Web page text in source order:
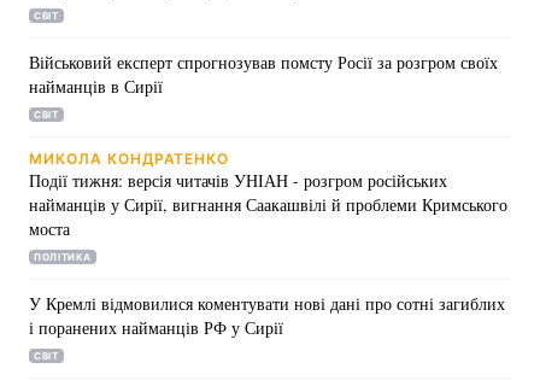
Економіка
Спорт Наука
Техно і зв'язок
Зброя Інциденти
Здоров'я
Екологія
СВІТ
Військовий експерт спрогнозував помсту Росії за розгром своїх
найманців в Сирії
СВІТ
МИКОЛА КОНДРАТЕНКО
Події тижня: версія читачів УНІАН - розгром російських
найманців у Сирії, вигнання Саакашвілі й проблеми Кримського
моста
ПОЛІТИКА
У Кремлі відмовилися коментувати нові дані про сотні загиблих
і поранених найманців РФ у Сирії
СВІТ